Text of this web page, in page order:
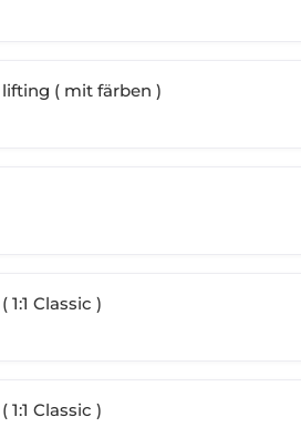
( mit färben )
Classic )
Classic )